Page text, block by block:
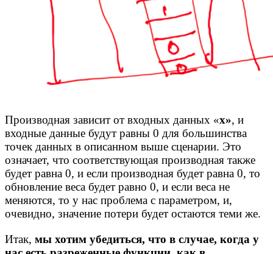
Производная зависит от входных данных «x», и
входные данные будут равны 0 для большинства
точек данных в описанном выше сценарии. Это
означает, что соответствующая производная также
будет равна 0, и если производная будет равна 0, то
обновление веса будет равно 0, и если веса не
меняются, то у нас проблема с параметром, и,
очевидно, значение потери будет остаются теми же.
Итак, мы хотим убедиться, что в случае, когда у